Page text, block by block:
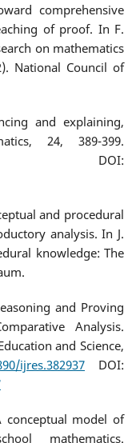
comprehensive
of proof. In F.
on mathematics
National Council of
and explaining,
24, 389-399.
and procedural
analysis. In J.
knowledge: The
and Proving
Analysis.
and Science,
ijres.382937 DOI:
conceptual model of
mathematics.